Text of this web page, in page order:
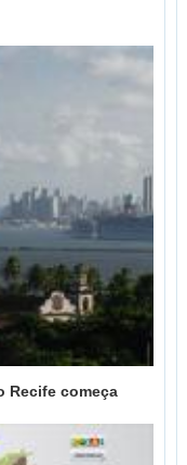
Recife começa